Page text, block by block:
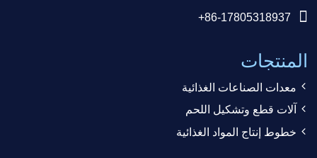
+86-17805318937
المنتجات
معدات الصناعات الغذائية
آلات قطع وتشكيل اللحم
خطوط إنتاج المواد الغذائية